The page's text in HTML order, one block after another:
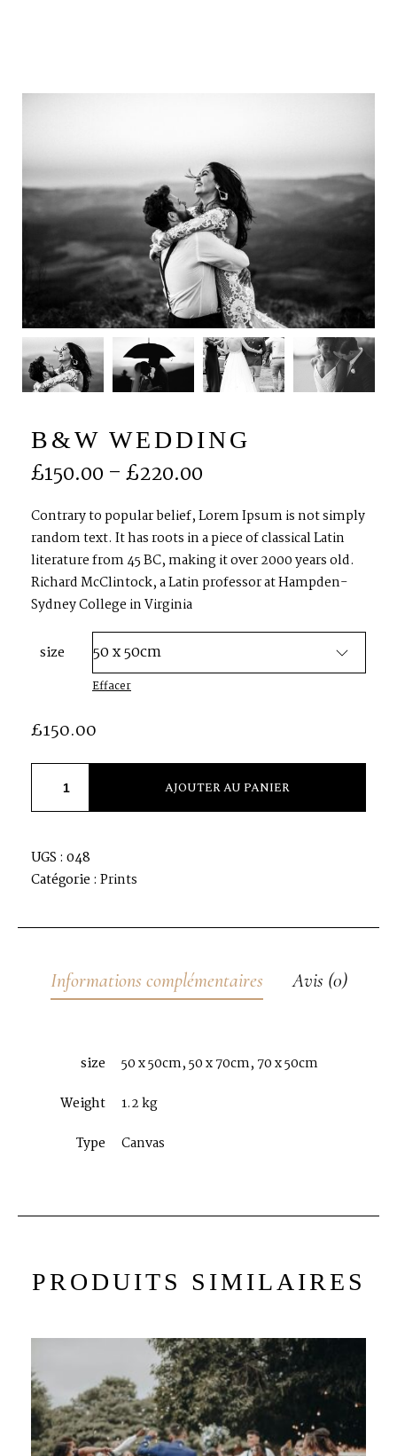
B&W WEDDING
£150.00 –£220.00
Contrary to popular belief, Lorem Ipsum is not simply
random text. It has roots in a piece of classical Latin
literature from 45 BC, making it over 2000 years old.
Richard McClintock, a Latin professor at Hampden-
Sydney College in Virginia
size
Effacer
£150.00
AJOUTER AU PANIER
UGS : 048
Catégorie : Prints
Informations complémentaires Avis (0)
size
50 x 50cm, 50 x 70cm, 70 x 50cm
Weight
1.2 kg
Type
Canvas
PRODUITS SIMILAIRES
OUT
ON TA C T
C OURSES
SH OP
OHN & LIZA
H & JENNIFER
HARRY & JANE